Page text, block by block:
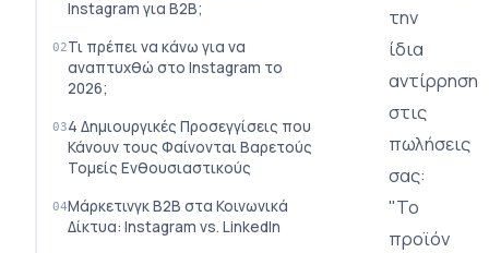
Instagram για B2B;
Τι πρέπει να κάνω για να
αναπτυχθώ στο Instagram το
2026;
4 Δημιουργικές Προσεγγίσεις που
Κάνουν τους Φαίνονται Βαρετούς
Τομείς Ενθουσιαστικούς
Μάρκετινγκ B2B στα Κοινωνικά
Δίκτυα: Instagram vs. LinkedIn
την
ίδια
αντίρρηση
στις
πωλήσεις
σας:
"Το
προϊόν